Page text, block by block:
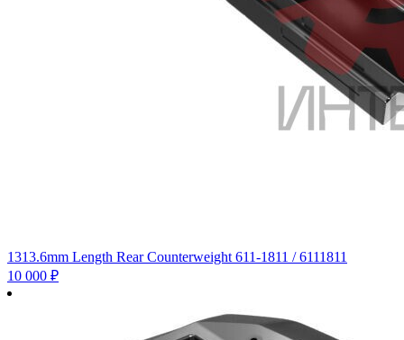
1313.6mm Length Rear Counterweight 611-1811 / 6111811
10 000 ₽